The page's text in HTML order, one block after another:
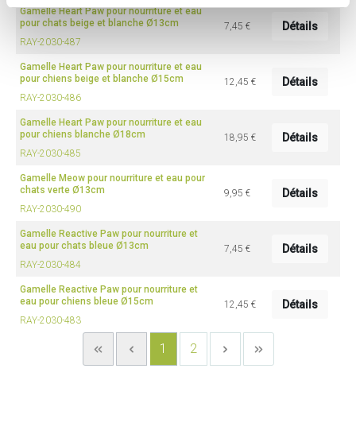
Gamelle Heart Paw pour nourriture et eau
pour chats beige et blanche Ø13cm
RAY-2030-487
7,45 € Détails
Gamelle Heart Paw pour nourriture et eau
pour chiens beige et blanche Ø15cm
RAY-2030-486
12,45 € Détails
Gamelle Heart Paw pour nourriture et eau
pour chiens blanche Ø18cm
RAY-2030-485
18,95 € Détails
Gamelle Meow pour nourriture et eau pour
chats verte Ø13cm
RAY-2030-490
9,95 € Détails
Gamelle Reactive Paw pour nourriture et
eau pour chats bleue Ø13cm
RAY-2030-484
7,45 € Détails
Gamelle Reactive Paw pour nourriture et
eau pour chiens bleue Ø15cm
RAY-2030-483
12,45 € Détails
1 2